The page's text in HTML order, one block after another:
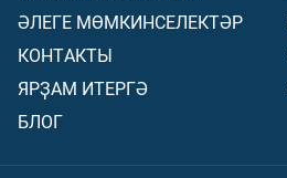
ӘЛЕГЕ МӨМКИНСЕЛЕКТӘР
КОНТАКТЫ
ЯРҘАМ ИТЕРГӘ
БЛОГ